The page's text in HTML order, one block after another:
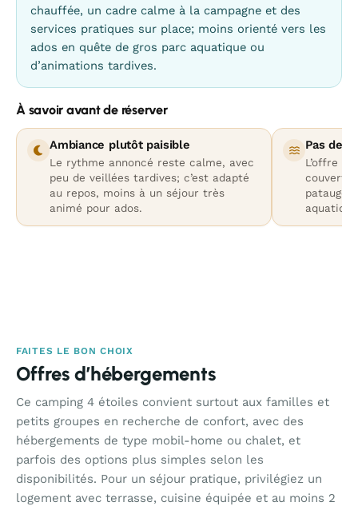
chauffée, un cadre calme à la campagne et des
services pratiques sur place; moins orienté vers les
ados en quête de gros parc aquatique ou
d’animations tardives.
À savoir avant de réserver
Ambiance plutôt paisible
Le rythme annoncé reste calme, avec
peu de veillées tardives; c’est adapté
au repos, moins à un séjour très
animé pour ados.
Pas de
L’offre
couverte
FAITES LE BON CHOIX
Offres d’hébergements
Ce camping 4 étoiles convient surtout aux familles et
petits groupes en recherche de confort, avec des
hébergements de type mobil-home ou chalet, et
parfois des options plus simples selon les
disponibilités. Pour un séjour pratique, privilégiez un
logement avec terrasse, cuisine équipée et au moins 2